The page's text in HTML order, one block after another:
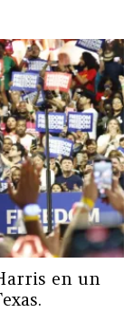
en un